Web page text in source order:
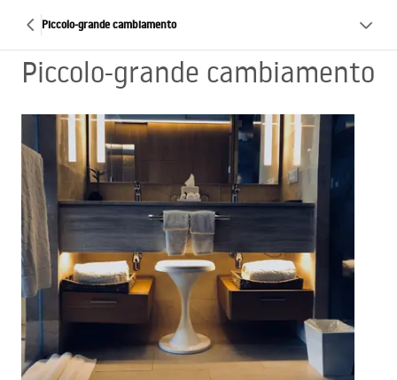
Piccolo-grande cambiamento
Piccolo-grande cambiamento